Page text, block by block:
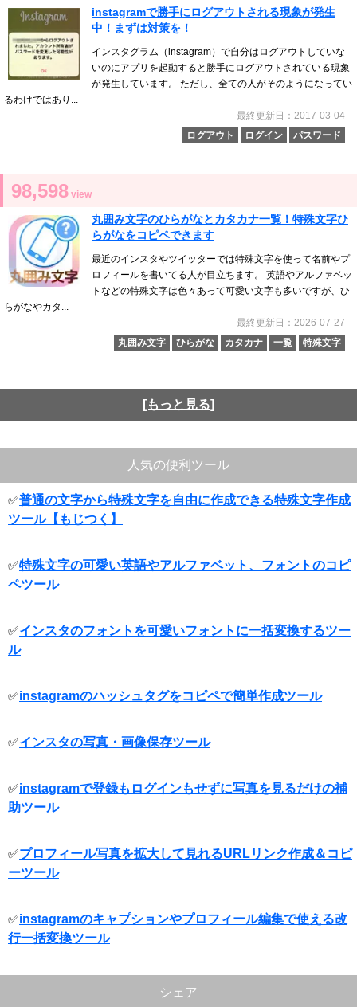
instagramで勝手にログアウトされる現象が発生
中！まずは対策を！
インスタグラム（instagram）で自分はログアウトしていな
いのにアプリを起動すると勝手にログアウトされている現象
が発生しています。 ただし、全ての人がそのようになってい
るわけではあり...
最終更新日：2017-03-04
ログアウト
ログイン パスワード
98,598 view
丸囲み文字のひらがなとカタカナ一覧！特殊文字ひ
らがなをコピペできます
最近のインスタやツイッターでは特殊文字を使って名前やプ
ロフィールを書いてる人が目立ちます。 英語やアルファベッ
トなどの特殊文字は色々あって可愛い文字も多いですが、ひ
らがなやカタ...
最終更新日：2026-07-27
丸囲み文字
ひらがな カタカナ 一覧 特殊文字
[もっと見る]
人気の便利ツール
✅普通の文字から特殊文字を自由に作成できる特殊文字作成
ツール【もじつく】
✅特殊文字の可愛い英語やアルファベット、フォントのコピ
ペツール
✅インスタのフォントを可愛いフォントに一括変換するツー
ル
✅instagramのハッシュタグをコピペで簡単作成ツール
✅インスタの写真・画像保存ツール
✅instagramで登録もログインもせずに写真を見るだけの補
助ツール
✅プロフィール写真を拡大して見れるURLリンク作成＆コピ
ーツール
✅instagramのキャプションやプロフィール編集で使える改
行一括変換ツール
シェア